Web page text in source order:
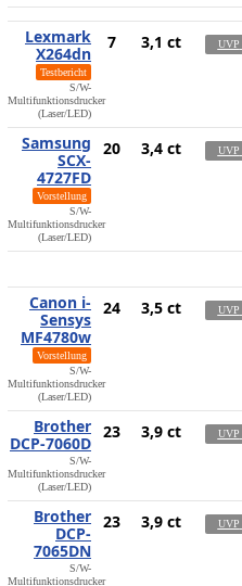
Lexmark
X264dn
Testbericht
S/W-
Multifunktionsdrucker
(Laser/LED)
7 3,1 ct UVP
Samsung
SCX-
4727FD
Vorstellung
S/W-
Multifunktionsdrucker
(Laser/LED)
20 3,4 ct UVP
Canon i-
Sensys
MF4780w
Vorstellung
S/W-
Multifunktionsdrucker
(Laser/LED)
24 3,5 ct UVP
Brother
DCP-7060D
S/W-
Multifunktionsdrucker
(Laser/LED)
23 3,9 ct UVP
Brother
DCP-
7065DN
S/W-
Multifunktionsdrucker
23 3,9 ct UVP